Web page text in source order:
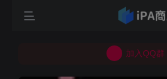
所有上传的应用 均已通过
加入QQ群